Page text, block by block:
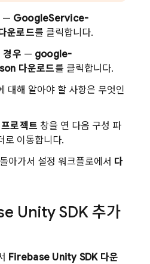
— GoogleService-
운로드를 클릭합니다.
우 — google-
다운로드를 클릭합니다.
대해 알아야 할 사항은 무엇인
프로젝트 창을 연 다음 구성 파
로 이동합니다.
아가서 설정 워크플로에서 다
Unity SDK 추가
Firebase UnitySDK 다운